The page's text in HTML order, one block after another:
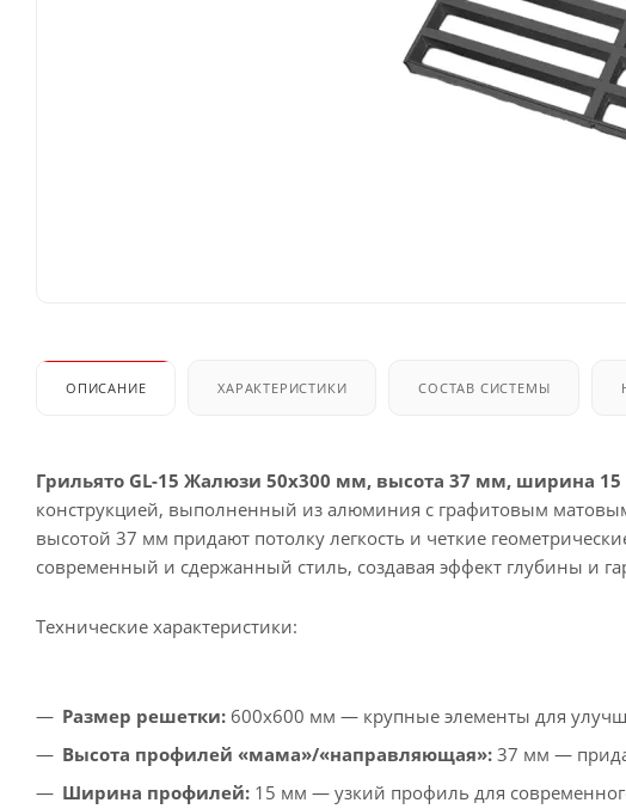
ОПИСАНИЕ ХАРАКТЕРИСТИКИ СОСТАВ СИСТЕМЫ
Грильято GL-15 Жалюзи 50x300 мм, высота 37 мм, ширина
конструкцией, выполненный из алюминия с графитовым
высотой 37 мм придают потолку легкость и четкие
современный и сдержанный стиль, создавая эффект глубины и
Технические характеристики:
Размер решетки: 600x600 мм — крупные элементы для
Высота профилей «мама»/«направляющая»: 37 мм —
Ширина профилей: 15 мм — узкий профиль для